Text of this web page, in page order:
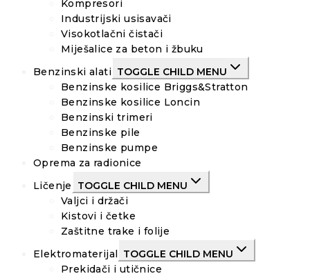
Kompresori
Industrijski usisavači
Visokotlačni čistači
Miješalice za beton i žbuku
Benzinski alati TOGGLE CHILD MENU
Benzinske kosilice Briggs&Stratton
Benzinske kosilice Loncin
Benzinski trimeri
Benzinske pile
Benzinske pumpe
Oprema za radionice
Ličenje
TOGGLE CHILD MENU
Valjci i držači
Kistovi i četke
Zaštitne trake i folije
Elektromaterijal TOGGLE CHILD MENU
Prekidači i utičnice